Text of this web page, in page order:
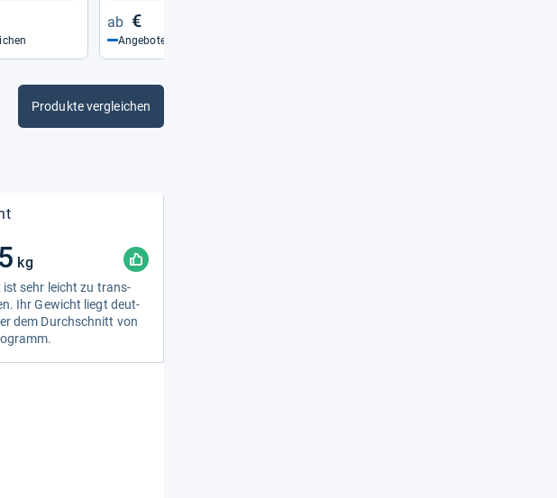
€
Angebote vergleichen
Produkte vergleichen
kg
ist sehr leicht zu trans­
Ihr Gewicht liegt deut­
dem Durch­schnitt von